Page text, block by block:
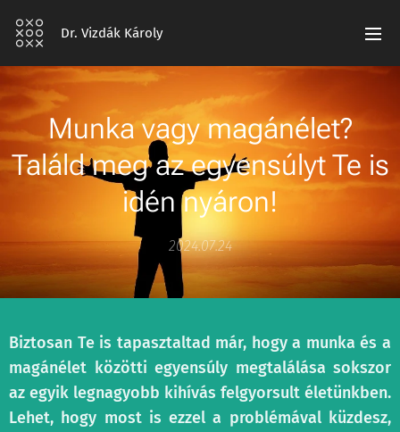
Dr. Vizdák Károly
Munka vagy magánélet?
Találd meg az egyensúlyt Te is
idén nyáron!
2024.07.24
Biztosan Te is tapasztaltad már, hogy a munka és a
magánélet közötti egyensúly megtalálása sokszor
az egyik legnagyobb kihívás felgyorsult életünkben.
Lehet, hogy most is ezzel a problémával küzdesz,